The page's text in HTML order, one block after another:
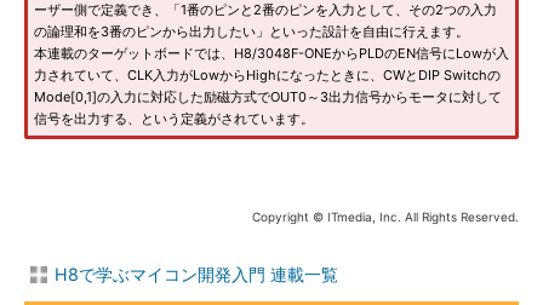
ーザー側で定義でき、「1番のピンと2番のピンを入力として、その2つの入力
の論理和を3番のピンから出力したい」といった設計を自由に行えます。
本連載のターゲットボードでは、H8/3048F-ONEからPLDのEN信号にLowが入
力されていて、CLK入力がLowからHighになったときに、CWとDIP Switchの
Mode[0,1]の入力に対応した励磁方式でOUT0～3出力信号からモータに対して
信号を出力する、という定義がされています。
Copyright © ITmedia, Inc. All Rights Reserved.
H8で学ぶマイコン開発入門 連載一覧